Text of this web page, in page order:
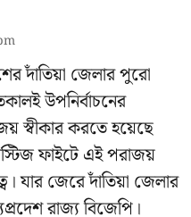
দাঁতিয়া জেলার পুরো
উপনির্বাচনের
স্বীকার করতে হয়েছে
ফাইটে এই পরাজয়
যার জেরে দাঁতিয়া জেলার
রাজ্য বিজেপি।